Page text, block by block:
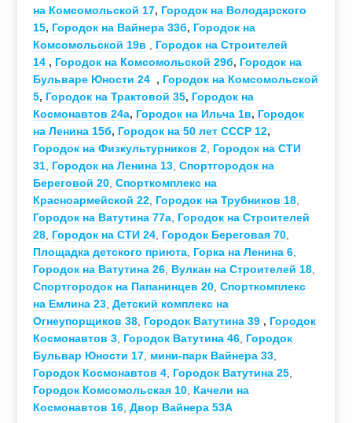
на Комсомольской 17, Городок на Володарского
15, Городок на Вайнера 33б, Городок на
Комсомольской 19в
Городок на Строителей
14 , Городок на Комсомольской 29б, Городок на
Бульваре Юности 24 , Городок на Комсомольской
5, Городок на Трактовой 35, Городок на
Космонавтов 24а, Городок на Ильча 1в, Городок
на Ленина 15б, Городок на 50 лет СССР 12,
Городок на Физкультурников 2 Городок на СТИ
31 Городок на Ленина 13 ,Спортгородок на
Береговой 20 ,Спорткомплекс на
Красноармейской 22 Городок на Трубников 18
Городок на Ватутина 77а Городок на Строителей
28 Городок на СТИ 24 Городок Береговая 70
Площадка детского приюта Горка на Ленина 6
Городок на Ватутина 26 Вулкан на Строителей 18
Спортгородок на Папанинцев 20 ,Спорткомплекс
на Емлина 23 ,Детский комплекс на
Огнеупорщиков 38 Городок Ватутина 39 , Городок
Космонавтов 3 Городок Ватутина 46 Городок
Бульвар Юности 17 мини-парк Вайнера 33
Городок Космонавтов 4 Городок Ватутина 25
Городок Комсомольская 10 Качели на
Космонавтов 16 ,Двор Вайнера 53А